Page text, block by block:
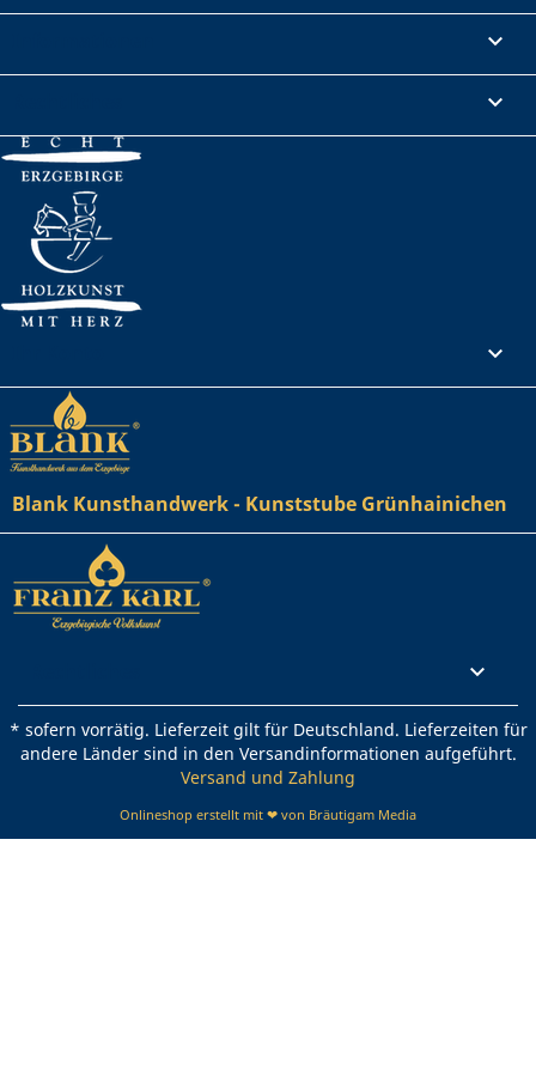



Blank Kunsthandwerk - Kunststube Grünhainichen

* sofern vorrätig. Lieferzeit gilt für Deutschland. Lieferzeiten für
andere Länder sind in den Versandinformationen aufgeführt.
Versand und Zahlung
Onlineshop erstellt mit ❤ von Bräutigam Media